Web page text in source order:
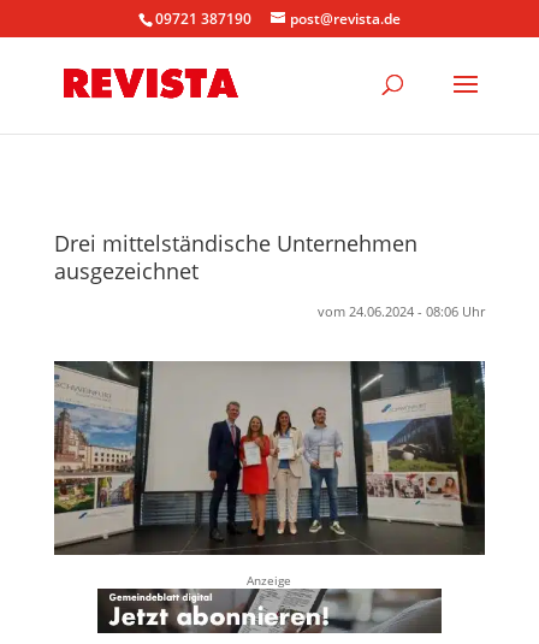
09721 387190 post@revista.de
Drei mittelständische Unternehmen
ausgezeichnet
vom 24.06.2024 - 08:06 Uhr
Anzeige